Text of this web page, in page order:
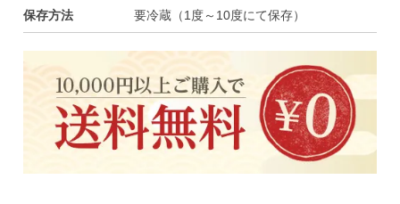
保存方法 要冷蔵（1度～10度にて保存）